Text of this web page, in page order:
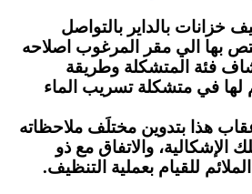
بالداير بالتواصل
بها الي مقر المرغوب اصلاحه
فئة المتشكلة وطريقة
لها في متشكلة تسريب الماء
هذا بتدوين مختلَف ملاحظاته
الإشكالية، والاتفاق مع ذو
للقيام بعملية التنظيف.